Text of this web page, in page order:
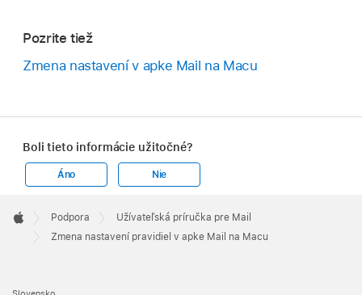
Pozrite tiež
Zmena nastavení v apke Mail na Macu
Boli tieto informácie užitočné?
Áno Nie
Footer

Apple
Podpora
Užívateľská príručka pre Mail
Zmena nastavení pravidiel v apke Mail na Macu